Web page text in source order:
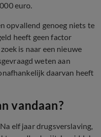
euro.
opvallend genoeg niets te
heeft geen factor
is naar een nieuwe
weten aan
daarvan heeft
vandaan?
elf jaar drugsverslaving,